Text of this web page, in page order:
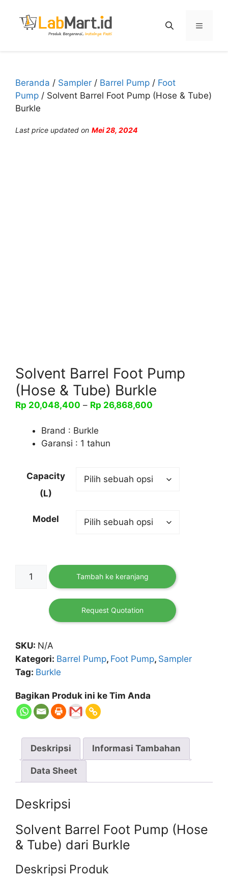
Menu
Beranda / Sampler / Barrel Pump / Foot
Pump / Solvent Barrel Foot Pump (Hose & Tube)
Burkle
Last price updated on Mei 28, 2024
Solvent Barrel Foot Pump
(Hose & Tube) Burkle
Rp 20,048,400 – Rp 26,868,600
Brand : Burkle
Garansi : 1 tahun
Capacity
(L)
Model
Kuantitas
Solvent
&
Tube)
Burkle
Tambah ke keranjang
Request Quotation
SKU: N/A
Kategori: Barrel Pump, Foot Pump, Sampler
Tag: Burkle
Bagikan Produk ini ke Tim Anda
Deskripsi Informasi Tambahan
Data Sheet
Deskripsi
Solvent Barrel Foot Pump (Hose
& Tube) dari Burkle
Deskripsi Produk